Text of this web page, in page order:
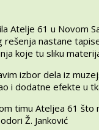
Atelje 61 u Novom
nastane
koje tu sliku
izbor dela iz
i dodatne efekte u
timu Ateljea 61
Ž. Janković